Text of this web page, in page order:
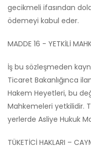
gecikmeli ifasından
ödemeyi kabul eder.
MADDE 16 - YETKİLİ
İş bu sözleşmeden
Ticaret Bakanlığınca
Hakem Heyetleri, bu
Mahkemeleri yetkilidir.
yerlerde Asliye Hukuk
TÜKETİCİ HAKLARI –